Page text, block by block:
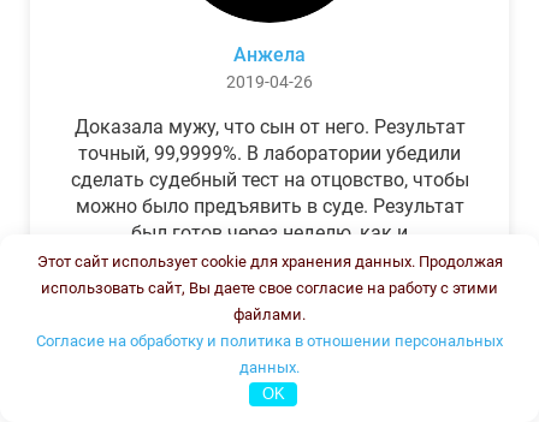
Анжела
2019-04-26
Доказала мужу, что сын от него. Результат
точный, 99,9999%. В лаборатории убедили
сделать судебный тест на отцовство, чтобы
можно было предъявить в суде. Результат
был готов через неделю, как и
обещали.Теперь муж бегает и извиняется.
Этот сайт использует cookie для хранения данных. Продолжая
использовать сайт, Вы даете свое согласие на работу с этими
файлами.
Согласие на обработку и политика в отношении персональных
данных.
OK